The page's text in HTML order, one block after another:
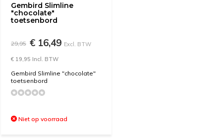
Gembird Slimline
"chocolate"
toetsenbord
29,95 € 16,49 Excl. BTW
€ 19,95 Incl. BTW
Gembird Slimline "chocolate"
toetsenbord
Niet op voorraad